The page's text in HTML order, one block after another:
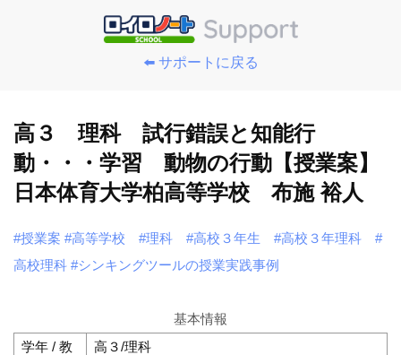
⬅️ サポートに戻る
高３ 理科 試行錯誤と知能行
動・・・学習 動物の行動【授業案】
日本体育大学柏高等学校 布施 裕人
#授業案 #高等学校 #理科 #高校３年生 #高校３年理科
#
高校理科 #シンキングツールの授業実践事例
基本情報
学年 / 教
高３/理科